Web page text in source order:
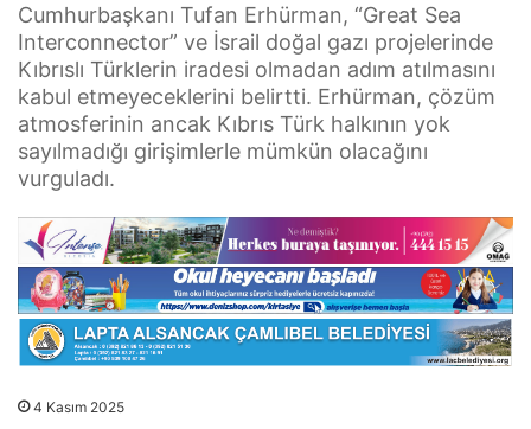
Cumhurbaşkanı Tufan Erhürman, “Great Sea
Interconnector” ve İsrail doğal gazı projelerinde
Kıbrıslı Türklerin iradesi olmadan adım atılmasını
kabul etmeyeceklerini belirtti. Erhürman, çözüm
atmosferinin ancak Kıbrıs Türk halkının yok
sayılmadığı girişimlerle mümkün olacağını
vurguladı.
4 Kasım 2025